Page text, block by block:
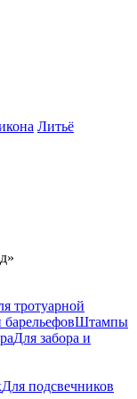
Литьё
тротуарной
Штампы
Для забора и
Для подсвечников